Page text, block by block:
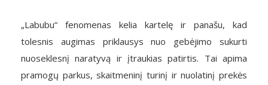
„Labubu“ fenomenas kelia kartelę ir panašu, kad
tolesnis augimas priklausys nuo gebėjimo sukurti
nuoseklesnį naratyvą ir įtraukias patirtis. Tai apima
pramogų parkus, skaitmeninį turinį ir nuolatinį prekės